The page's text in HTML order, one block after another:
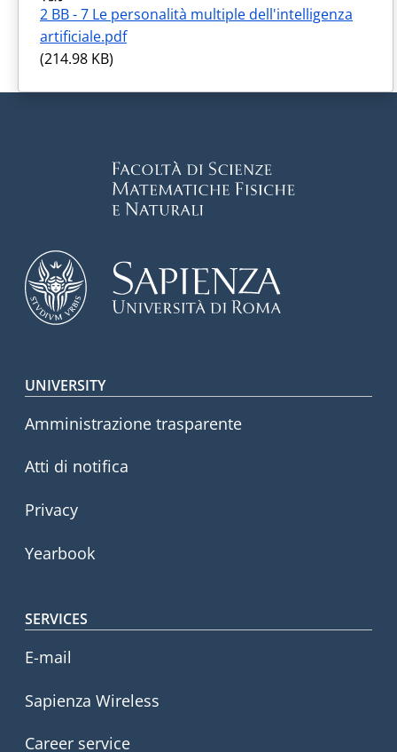
2 BB - 7 Le personalità multiple dell'intelligenza
artificiale.pdf
(214.98 KB)
Footer menu
UNIVERSITY
Amministrazione trasparente
Atti di notifica
Privacy
Yearbook
SERVICES
E-mail
Sapienza Wireless
Career service